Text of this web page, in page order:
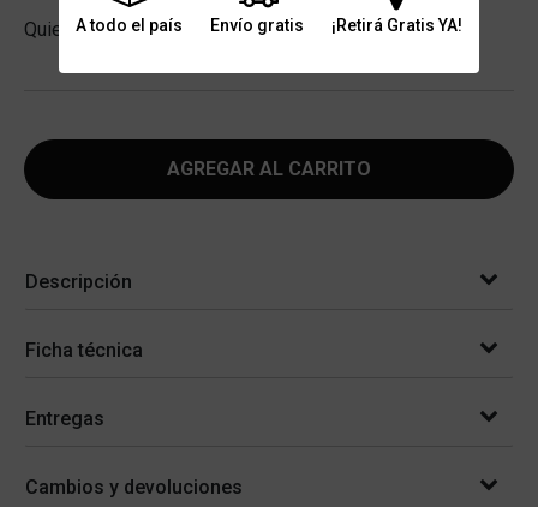
A todo el país Envío gratis ¡Retirá Gratis YA!
Quiero -
Cantidad +
AGREGAR AL CARRITO
Descripción
Ficha técnica
Entregas
Cambios y devoluciones